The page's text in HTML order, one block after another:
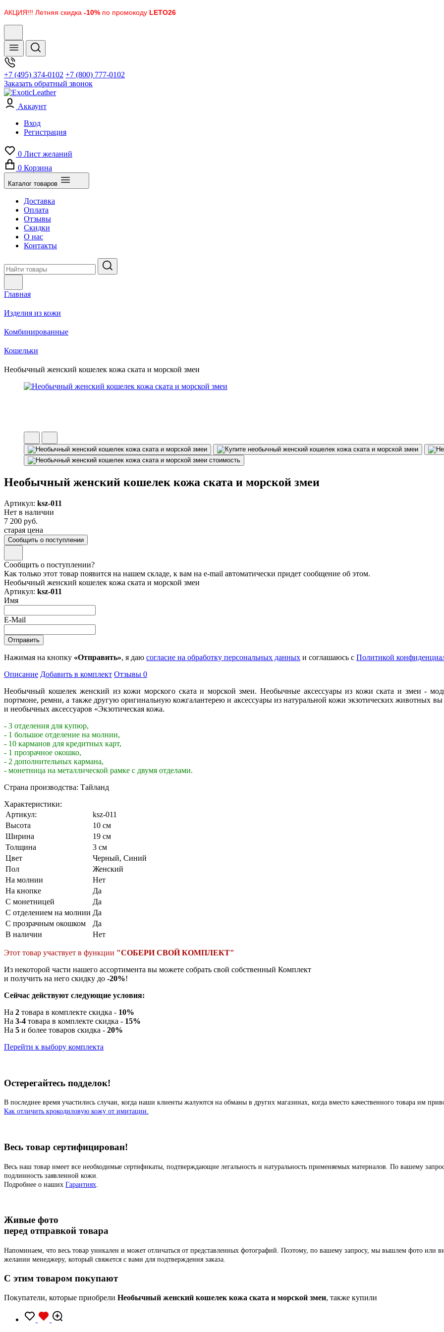
АКЦИЯ!!! Летняя скидка -10% по промокоду LETO26
+7 (495) 374-0102 +7 (800) 777-0102
Заказать обратный звонок
Аккаунт
Вход
Регистрация
0 Лист желаний
0 Корзина
Каталог товаров
Доставка
Оплата
Отзывы
Скидки
О нас
Контакты
Главная
Изделия из кожи
Комбинированные
Кошельки
Необычный женский кошелек кожа ската и морской змеи
Необычный женский кошелек кожа ската и морской змеи
Артикул: ksz-011
Нет в наличии
7 200 руб.
старая цена
Сообщить о поступлении
Сообщить о поступлении?
Как только этот товар появится на нашем складе, к вам на e-mail автоматически придет сообщение об этом.
Необычный женский кошелек кожа ската и морской змеи
Артикул: ksz-011
Имя
E-Mail
Нажимая на кнопку «Отправить», я даю согласие на обработку персональных данных и соглашаюсь с Политикой
Описание Добавить в комплект Отзывы 0
Необычный кошелек женский из кожи морского ската и морской змеи. Необычные аксессуары из кожи ската и змеи -
портмоне, ремни, а также другую оригинальную кожгалантерею и аксессуары из натуральной кожи экзотических животных вы
и необычных аксессуаров «Экзотическая кожа.
- 3 отделения для купюр,
- 1 большое отделение на молнии,
- 10 карманов для кредитных карт,
- 1 прозрачное окошко,
- 2 дополнительных кармана,
- монетница на металлической рамке с двумя отделами.
Страна производства: Тайланд
Характеристики:
Артикул:
ksz-011
Высота
10 см
Ширина
19 см
Толщина
3 см
Цвет
Черный, Синий
Пол
Женский
На молнии
Нет
На кнопке
Да
С монетницей
Да
С отделением на молнии Да
С прозрачным окошком
Да
В наличии
Нет
Этот товар участвует в функции "СОБЕРИ СВОЙ КОМПЛЕКТ"
Из некоторой части нашего ассортимента вы можете собрать свой собственный Комплект
и получить на него скидку до -20%!
Сейчас действуют следующие условия:
На 2 товара в комплекте скидка - 10%
На 3-4 товара в комплекте скидка - 15%
На 5 и более товаров скидка - 20%
Перейти к выбору комплекта
Остерегайтесь подделок!
В последнее время участились случаи, когда наши клиенты жалуются на обманы в других магазинах, когда вместо качественного товара им
Как отличить крокодиловую кожу от имитации.
Весь товар сертифицирован!
Весь наш товар имеет все необходимые сертификаты, подтверждающие легальность и натуральность применяемых материалов. По вашему
подлинность заявленной кожи.
Подробнее о наших Гарантиях
Живые фото
перед отправкой товара
Напоминаем, что весь товар уникален и может отличаться от представленных фотографий. Поэтому, по вашему запросу, мы вышлем фото или
желании менеджеру, который свяжется с вами для подтверждения заказа.
C этим товаром покупают
Покупатели, которые приобрели Необычный женский кошелек кожа ската и морской змеи, также купили